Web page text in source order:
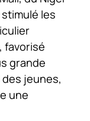
les
favorisé
grande
jeunes,
une